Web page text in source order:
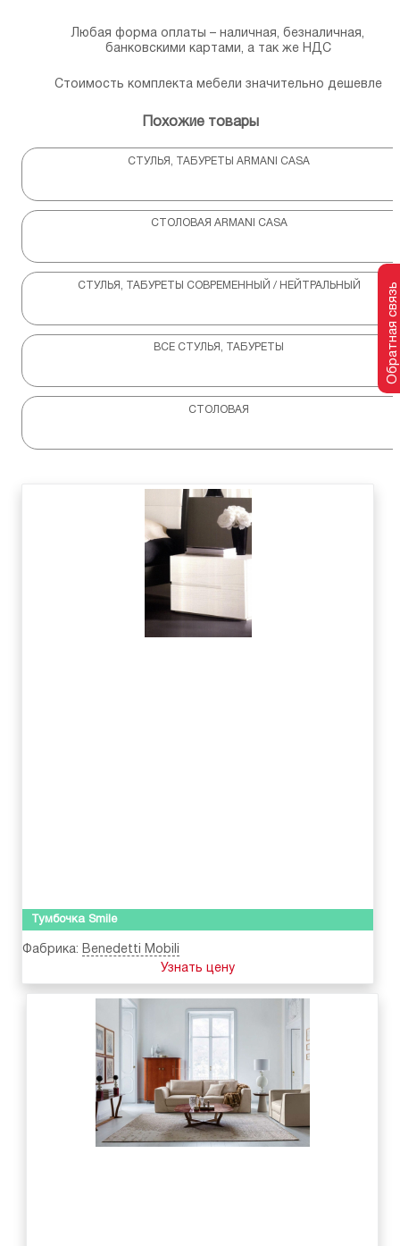
Любая форма оплаты – наличная, безналичная,
банковскими картами, а так же НДС
Стоимость комплекта мебели значительно дешевле
Похожие товары
СТУЛЬЯ, ТАБУРЕТЫ ARMANI CASA
СТОЛОВАЯ ARMANI CASA
СТУЛЬЯ, ТАБУРЕТЫ СОВРЕМЕННЫЙ / НЕЙТРАЛЬНЫЙ
ВСЕ СТУЛЬЯ, ТАБУРЕТЫ
СТОЛОВАЯ
Тумбочка Smile
Фабрика: Benedetti Mobili
Узнать цену
Обратная связь